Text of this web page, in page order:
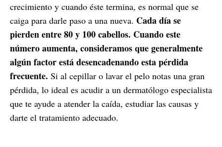
crecimiento y cuando éste termina, es normal que se
caiga para darle paso a una nueva. Cada día se
pierden entre 80 y 100 cabellos. Cuando este
número aumenta, consideramos que generalmente
algún factor está desencadenando esta pérdida
frecuente. Si al cepillar o lavar el pelo notas una gran
pérdida, lo ideal es acudir a un dermatólogo especialista
que te ayude a atender la caída, estudiar las causas y
darte el tratamiento adecuado.